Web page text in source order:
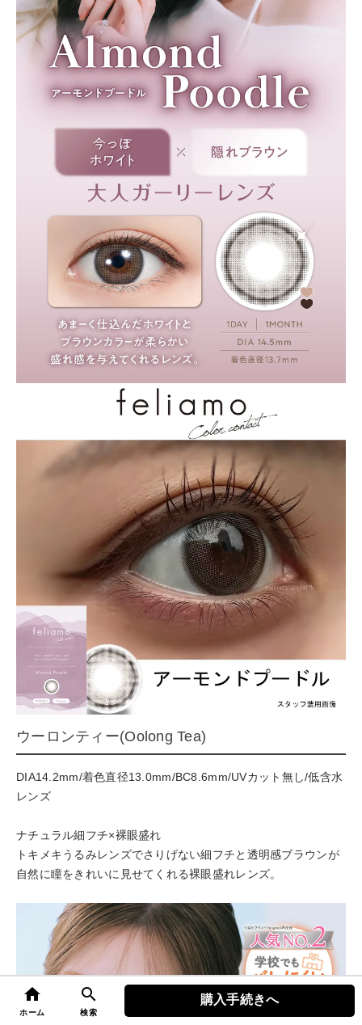
home
ホーム
search
検索
購入手続きへ
ウーロンティー(Oolong Tea)
DIA14.2mm/着色直径13.0mm/BC8.6mm/UVカット無し/低含水
レンズ
ナチュラル細フチ×裸眼盛れ
トキメキうるみレンズでさりげない細フチと透明感ブラウンが
自然に瞳をきれいに見せてくれる裸眼盛れレンズ。